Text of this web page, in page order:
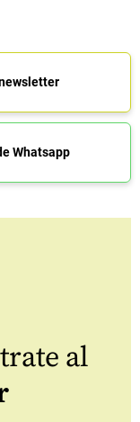
Whatsapp
al